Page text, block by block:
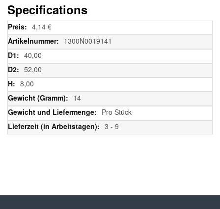
Specifications
Weitere
Informationen
4,14 €
1300N0019141
40,00
52,00
8,00
14
Pro Stück
3 - 9